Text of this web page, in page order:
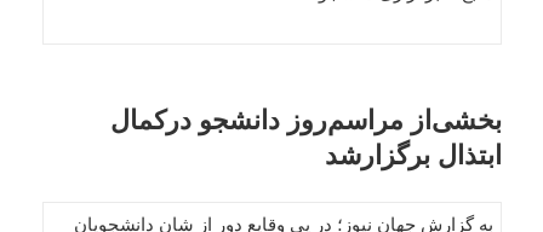
بخشی‌از مراسم‌روز دانشجو درکمال
ابتذال برگزارشد
به گزارش جهان نیوز؛ در پی وقایع دور از شان دانشجویان